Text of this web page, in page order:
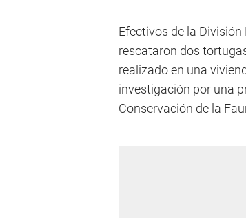
Efectivos de la
rescataron dos
realizado en una
investigación por una
Conservación de la